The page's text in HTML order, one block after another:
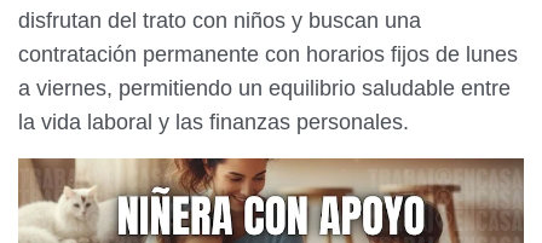
disfrutan del trato con niños y buscan una
contratación permanente con horarios fijos de lunes
a viernes, permitiendo un equilibrio saludable entre
la vida laboral y las finanzas personales.